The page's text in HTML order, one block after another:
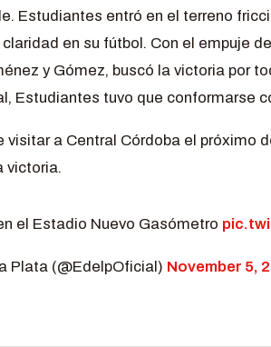
Estudiantes entró en el terreno
en su fútbol. Con el empuje
y Gómez, buscó la victoria por
Estudiantes tuvo que conformarse
visitar a Central Córdoba el próximo
victoria.
el Estadio Nuevo Gasómetro
Plata (@EdelpOficial) November 5,